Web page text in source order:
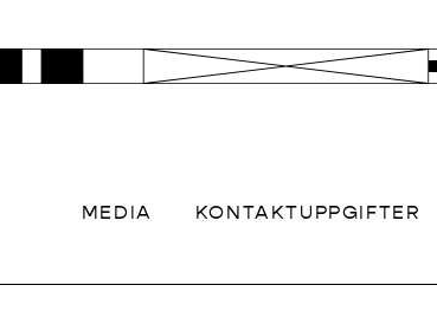
MEDIA KONTAKTUPPGIFTER